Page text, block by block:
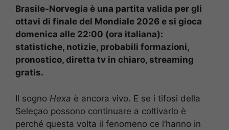
Brasile-Norvegia è una partita valida per gli
ottavi di finale del Mondiale 2026 e si gioca
domenica alle 22:00 (ora italiana):
statistiche, notizie, probabili formazioni,
pronostico, diretta tv in chiaro, streaming
gratis.
Il sogno Hexa è ancora vivo. E se i tifosi della
Seleçao possono continuare a coltivarlo è
perché questa volta il fenomeno ce l’hanno in